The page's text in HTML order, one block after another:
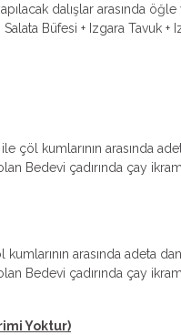
dalışlar arasında
Büfesi + Izgara Tavuk +
çöl kumlarının arasında
Bedevi çadırında çay
arasında adeta
Bedevi çadırında çay
Yoktur)